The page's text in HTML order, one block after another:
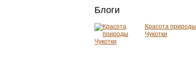
Блоги
Красота природы
Чукотки